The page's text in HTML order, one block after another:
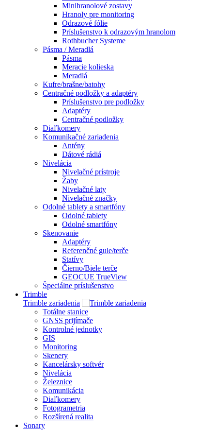
Minihranolové zostavy
Hranoly pre monitoring
Odrazové fólie
Príslušenstvo k odrazovým hranolom
Rothbucher Systeme
Pásma / Meradlá
Pásma
Meracie kolieska
Meradlá
Kufre/brašne/batohy
Centračné podložky a adaptéry
Príslušenstvo pre podložky
Adaptéry
Centračné podložky
Diaľkomery
Komunikačné zariadenia
Antény
Dátové rádiá
Nivelácia
Nivelačné prístroje
Žaby
Nivelačné laty
Nivelačné značky
Odolné tablety a smartfóny
Odolné tablety
Odolné smartfóny
Skenovanie
Adaptéry
Referenčné gule/terče
Statívy
Čierno/Biele terče
GEOCUE TrueView
Špeciálne príslušenstvo
Trimble
Trimble zariadenia
Totálne stanice
GNSS prijímače
Kontrolné jednotky
GIS
Monitoring
Skenery
Kancelársky softvér
Nivelácia
Železnice
Komunikácia
Diaľkomery
Fotogrametria
Rozšírená realita
Sonary